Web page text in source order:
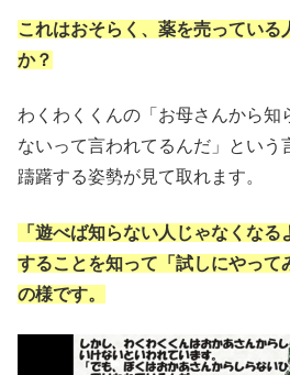
これはおそらく、薬を売っている
か？
わくわくくんの「お母さんから知
ないって言われてるんだ」という
躊躇する姿勢が見て取れます。
「遊べば知らない人じゃなくな
することを知って「試しにやって
の様です。